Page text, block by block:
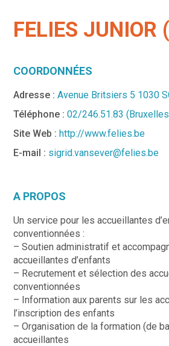
FELIES JUNIOR
COORDONNÉES
Adresse : Avenue Britsiers 5 1030
Téléphone :02/246.51.83
Site Web : http://www.felies.be
E-mail : sigrid.vansever@felies.be
A PROPOS
Un service pour les accueillantes
conventionnées :
– Soutien administratif et
accueillantes d’enfants
– Recrutement et sélection des
conventionnées
– Information aux parents sur les
l’inscription des enfants
– Organisation de la formation (de
accueillantes